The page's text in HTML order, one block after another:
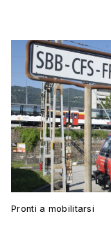
Pronti a mobilitarsi